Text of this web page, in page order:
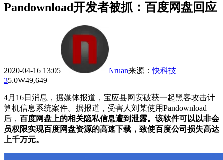
Pandownload开发者被抓：百度网盘回应
2020-04-16 13:05 Nruan来源 ：快科技
35.0W49,649
4月16日消息，据媒体报道，宝应县网安破获一起黑客攻击计
算机信息系统案件。据报道，受害人刘某使用Pandownload
后， 百度网盘上的相关隐私信息遭到泄露。该软件可以以非会
员权限实现百度网盘资源的高速下载，致使百度公司损失高达
上千万元。